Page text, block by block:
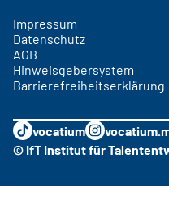
Impressum
Datenschutz
AGB
Hinweisgebersystem
Barrierefreiheitserklärung
vocatium
© IfT Institut für